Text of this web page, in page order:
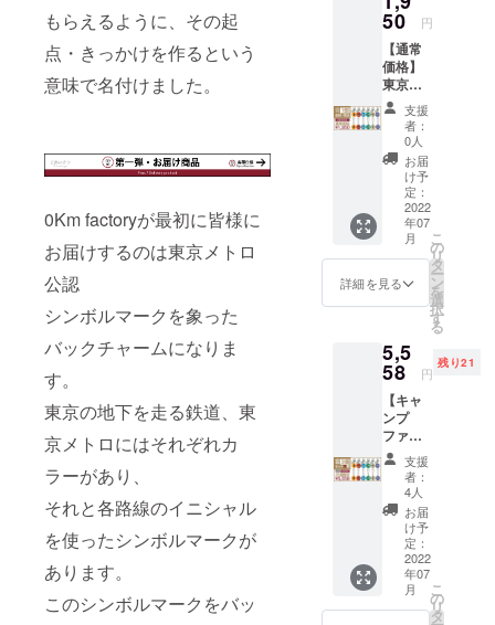
もらえるように、その起
点・きっかけを作るという
意味で名付けました。
0Km factoryが最初に皆様に
お届けするのは東京メトロ
公認
シンボルマークを象った
バックチャームになりま
す。
東京の地下を走る鉄道、東
京メトロにはそれぞれカ
ラーがあり、
それと各路線のイニシャル
を使ったシンボルマークが
あります。
このシンボルマークをバッ
6路線か
ら、い
ずれか1
つお選
びいた
だけま
す。 通
常販売
価格
¥1,950(
送料・
税込)の
とこ
ろ、
¥1,892(
送料・
ます。
【路
線】
G→銀座
線 M→
丸ノ内
線 T→
東西線
C→千代
田線
Y→有楽
町線
Z→半蔵
門線
【タイ
プ】
50 円
【通常
価格】
東京メ
トロ
バック
チャー
ム／
キーホ
ルダー
の2種各
6路線か
ら、い
ずれか1
つお選
びいた
だけま
常販売
価格
¥1,950(
送料・
税込)で
ご提供
いたし
ます。
【路
線】
G→銀座
線 M→
丸ノ内
線 T→
東西線
C→千代
支援
者：
0人
お届
け予
定：
2022
年07
月
詳細を見る
こ
の
リ
タ
ー
ン
を
選
択
す
る
5,5
58 円
残り21
【キャ
ンプ
ファイ
ヤー3個
セット
早割特
価】 先
着25名
限定、
本体
5％OFF
！ 東京
メトロ
支援
者：
4人
お届
け予
定：
2022
年07
月
こ
の
リ
タ